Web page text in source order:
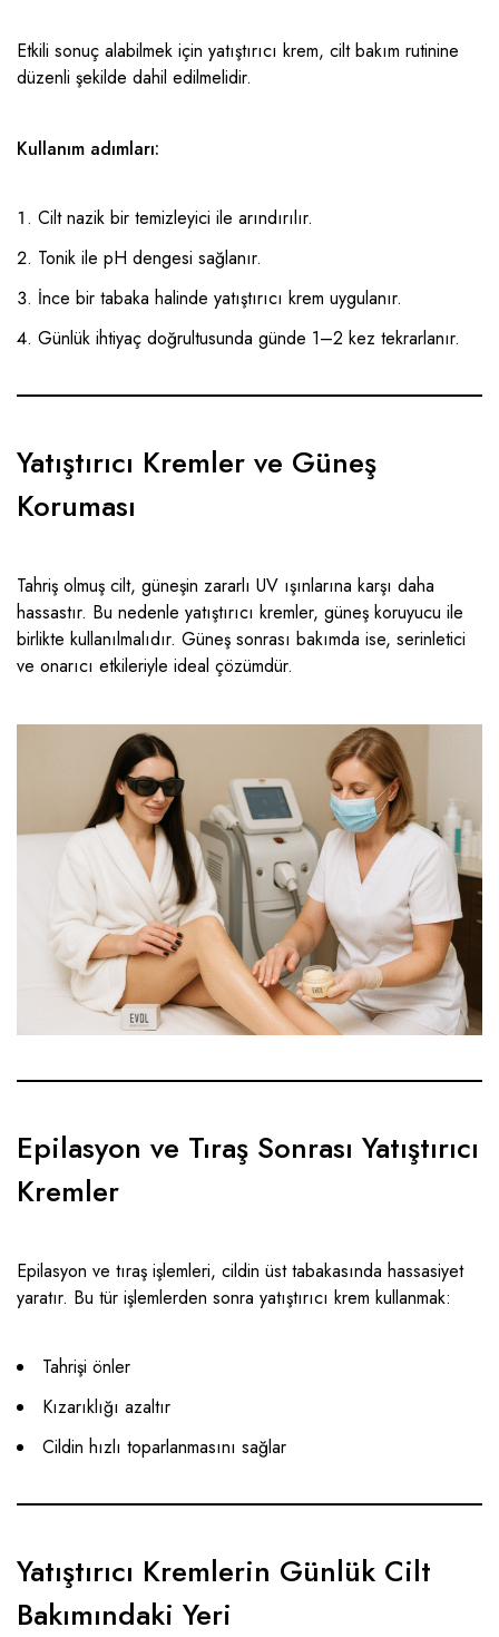
Etkili sonuç alabilmek için yatıştırıcı krem, cilt bakım rutinine
düzenli şekilde dahil edilmelidir.
Kullanım adımları:
Cilt nazik bir temizleyici ile arındırılır.
Tonik ile pH dengesi sağlanır.
İnce bir tabaka halinde yatıştırıcı krem uygulanır.
Günlük ihtiyaç doğrultusunda günde 1–2 kez tekrarlanır.
Yatıştırıcı Kremler ve Güneş
Koruması
Tahriş olmuş cilt, güneşin zararlı UV ışınlarına karşı daha
hassastır. Bu nedenle yatıştırıcı kremler, güneş koruyucu ile
birlikte kullanılmalıdır. Güneş sonrası bakımda ise, serinletici
ve onarıcı etkileriyle ideal çözümdür.
Epilasyon ve Tıraş Sonrası Yatıştırıcı
Kremler
Epilasyon ve tıraş işlemleri, cildin üst tabakasında hassasiyet
yaratır. Bu tür işlemlerden sonra yatıştırıcı krem kullanmak:
Tahrişi önler
Kızarıklığı azaltır
Cildin hızlı toparlanmasını sağlar
Yatıştırıcı Kremlerin Günlük Cilt
Bakımındaki Yeri